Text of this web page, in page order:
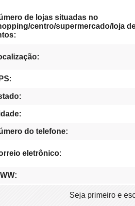
de lojas situadas no
centro/supermercado/loja
do telefone:
eletrônico:
Seja primeiro e